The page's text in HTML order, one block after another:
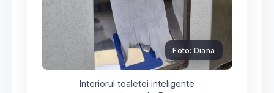
Foto: Diana
Interiorul toaletei inteligente